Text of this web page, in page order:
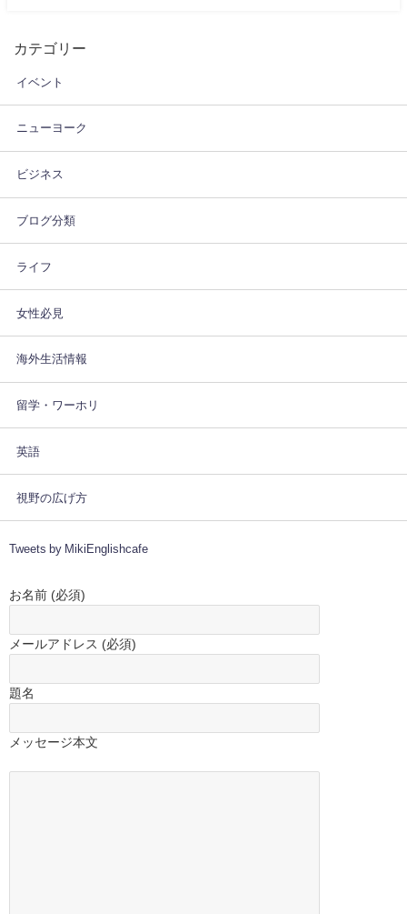
カテゴリー
イベント
ニューヨーク
ビジネス
ブログ分類
ライフ
女性必見
海外生活情報
留学・ワーホリ
英語
視野の広げ方
Tweets by MikiEnglishcafe
お名前 (必須)
メールアドレス (必須)
題名
メッセージ本文